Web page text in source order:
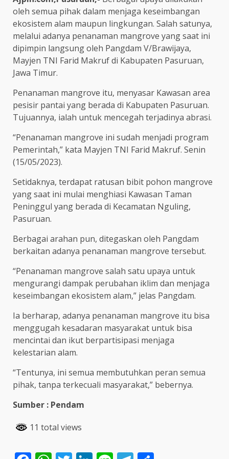
oleh semua pihak dalam menjaga keseimbangan
ekosistem alam maupun lingkungan. Salah satunya,
melalui adanya penanaman mangrove yang saat ini
dipimpin langsung oleh Pangdam V/Brawijaya,
Mayjen TNI Farid Makruf di Kabupaten Pasuruan,
Jawa Timur.
Penanaman mangrove itu, menyasar Kawasan area
pesisir pantai yang berada di Kabupaten Pasuruan.
Tujuannya, ialah untuk mencegah terjadinya abrasi.
“Penanaman mangrove ini sudah menjadi program
Pemerintah,” kata Mayjen TNI Farid Makruf. Senin
(15/05/2023).
Setidaknya, terdapat ratusan bibit pohon mangrove
yang saat ini mulai menghiasi Kawasan Taman
Peninggul yang berada di Kecamatan Nguling,
Pasuruan.
Berbagai arahan pun, ditegaskan oleh Pangdam
berkaitan adanya penanaman mangrove tersebut.
“Penanaman mangrove salah satu upaya untuk
mengurangi dampak perubahan iklim dan menjaga
keseimbangan ekosistem alam,” jelas Pangdam.
Ia berharap, adanya penanaman mangrove itu bisa
menggugah kesadaran masyarakat untuk bisa
mencintai dan ikut berpartisipasi menjaga
kelestarian alam.
“Tentunya, ini semua membutuhkan peran semua
pihak, tanpa terkecuali masyarakat,” bebernya.
Sumber : Pendam
11 total views